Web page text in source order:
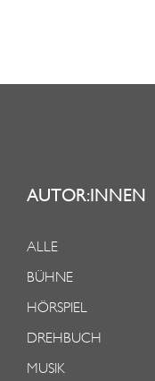
AUTOR:INNEN
ALLE
BÜHNE
HÖRSPIEL
DREHBUCH
MUSIK